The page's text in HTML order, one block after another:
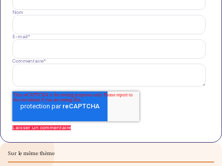
Nom
E-mail*
Commentaire*
Sur le même thème